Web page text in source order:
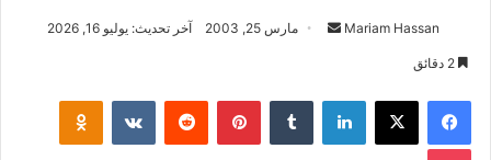
Mariam Hassan
أرسل مارس 25, 2003 آخر تحديث: يوليو 16, 2026
فيسبوك ‫X لينكدإن بينتيريست
‫Pocket